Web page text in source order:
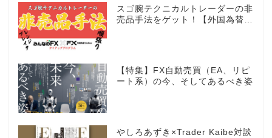
スゴ腕テクニカルトレーダーの非
売品手法をゲット！【外国為替×
【特集】FX自動売買（EA、リピ
ート系）の今、そしてあるべき姿
やしろあずき×Trader Kaibe対談